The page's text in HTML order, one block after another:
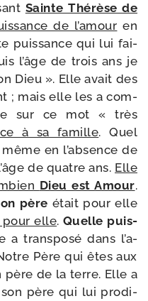
Sainte Thérèse de
de l’a­mour en
puis­sance qui lui fai­
l’âge de trois ans je
Dieu ». Elle avait des
; mais elle les a com­
sur ce mot « très
à sa famille. Quel
en l’ab­sence de
de quatre ans. Elle
Dieu est Amour.
père était pour elle
pour elle. Quelle puis­
a trans­po­sé dans l’a­
Père qui êtes aux
père de la terre. Elle a
son père qui lui pro­di­